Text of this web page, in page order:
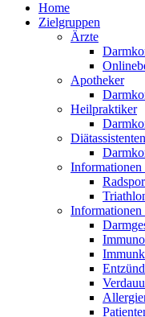
Home
Zielgruppen
Ärzte
Apotheker
Heilpraktiker
Diätassistenten
Informationen